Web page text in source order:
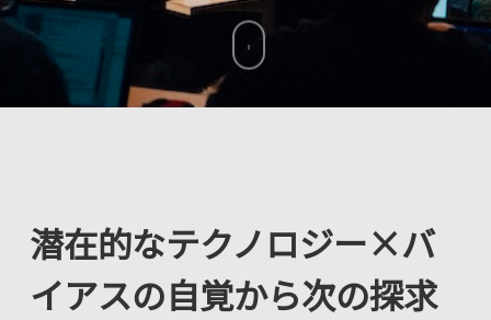
潜在的なテクノロジー×バ
イアスの自覚から次の探求